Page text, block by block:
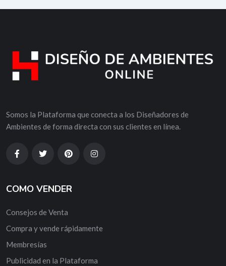
Somos la Plataforma que conecta a los Diseñadores de
Ambientes de forma directa con sus clientes en línea.
COMO VENDER
Consejos de Venta
Compra y vende rápidamente
Membresías
Publicidad en la Plataforma